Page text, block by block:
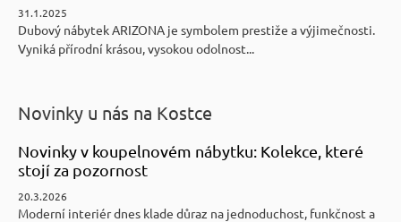
31.1.2025
Dubový nábytek ARIZONA je symbolem prestiže a výjimečnosti.
Vyniká přírodní krásou, vysokou odolnost...
Novinky u nás na Kostce
Novinky v koupelnovém nábytku: Kolekce, které
stojí za pozornost
20.3.2026
Moderní interiér dnes klade důraz na jednoduchost, funkčnost a